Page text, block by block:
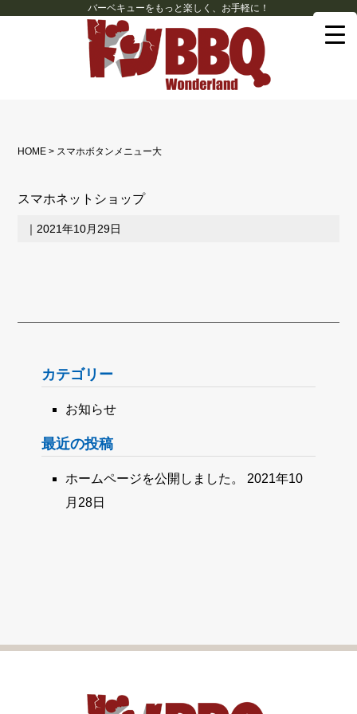
バーベキューをもっと楽しく、お手軽に！
HOME > スマホボタンメニュー大
スマホネットショップ
｜ 2021年10月29日
カテゴリー
お知らせ
最近の投稿
ホームページを公開しました。
2021年10
月28日